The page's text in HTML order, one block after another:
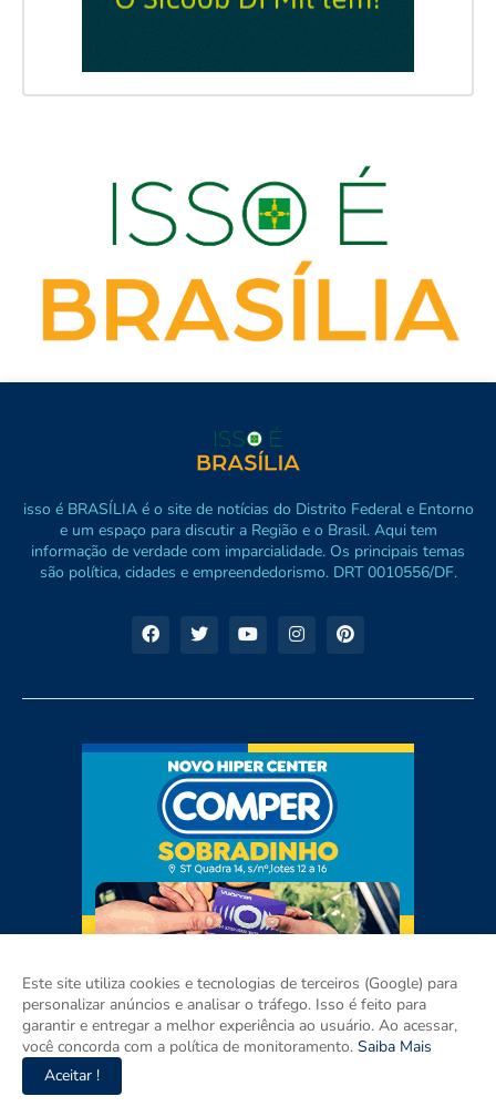
isso é BRASÍLIA é o site de notícias do Distrito Federal e Entorno
e um espaço para discutir a Região e o Brasil. Aqui tem
informação de verdade com imparcialidade. Os principais temas
são política, cidades e empreendedorismo. DRT 0010556/DF.
Este site utiliza cookies e tecnologias de terceiros (Google) para
personalizar anúncios e analisar o tráfego. Isso é feito para
garantir e entregar a melhor experiência ao usuário. Ao acessar,
você concorda com a política de monitoramento. Saiba Mais
Aceitar !